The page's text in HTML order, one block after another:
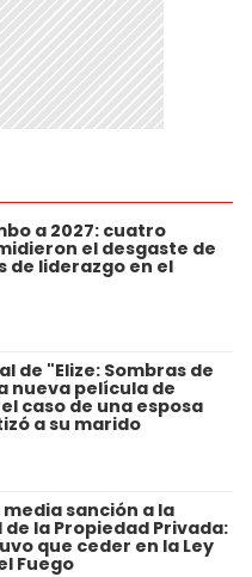
a 2027: cuatro
el desgaste de
de liderazgo en el
de "Elize: Sombras de
nueva película de
caso de una esposa
a su marido
media sanción a la
la Propiedad Privada:
que ceder en la Ley
Fuego